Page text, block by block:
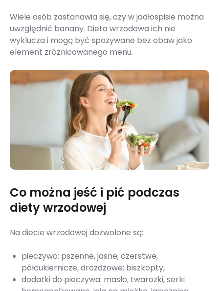
Wiele osób zastanawia się, czy w jadłospisie można
uwzględnić banany. Dieta wrzodowa ich nie
wyklucza i mogą być spożywane bez obaw jako
element zróżnicowanego menu.
Co można jeść i pić podczas
diety wrzodowej
Na diecie wrzodowej dozwolone są:
pieczywo: pszenne, jasne, czerstwe,
półcukiernicze, drożdżowe; biszkopty,
dodatki do pieczywa: masło, twarożki, serki